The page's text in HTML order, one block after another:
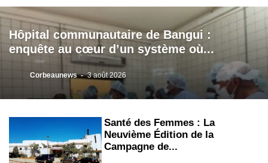
Hôpital communautaire de Bangui :
enquête au cœur d’un système où...
Corbeaunews - 3 août 2026
Santé des Femmes : La
Neuvième Édition de la
Campagne de...